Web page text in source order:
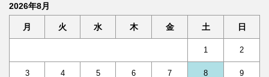
2026年8月
月 火 水 木 金 土 日
1 2
3 4 5 6 7 8 9